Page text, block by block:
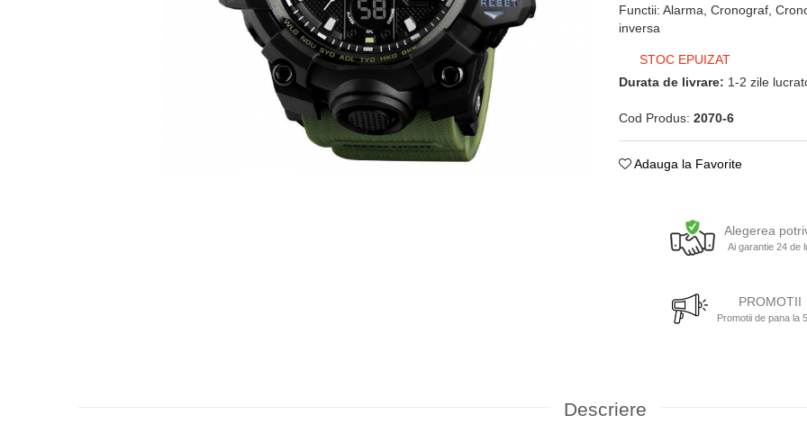
Functii: Alarma, Cronograf,
inversa
STOC EPUIZAT
Durata de livrare: 1-2 zile
Cod Produs: 2070-6
Adauga la Favorite
Alegerea
Ai garantie 24 de
PROMOTII
Promotii de pana la
Descriere